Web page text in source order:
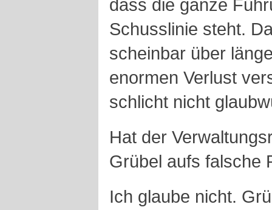
dass die ganze
Schusslinie steht.
scheinbar über
enormen Verlust
schlicht nicht
Hat der
Grübel aufs falsche
Ich glaube nicht.